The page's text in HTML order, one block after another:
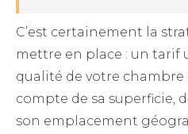
C’est certainement la
mettre en place : un tarif
qualité de votre chambre
compte de sa superficie,
son emplacement